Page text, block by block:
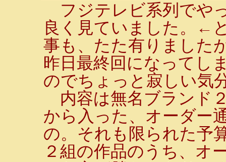
フジテレビ系列でや
良く見ていました。←
事も、たた有りました
昨日最終回になってし
のでちょっと寂しい気
内容は無名ブランド
から入った、オーダー
の。それも限られた予
２組の作品のうち、オ